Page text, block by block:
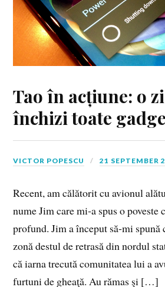
Tao în acțiune: o
închizi toate
VICTOR POPESCU 21 SEPTEMBER
Recent, am călătorit cu avionul
nume Jim care mi‑a spus o poveste
profund. Jim a început să‑mi spună
zonă destul de retrasă din nordul
că iarna trecută comunitatea lui a
furtuni de gheaţă. Au rămas şi […]